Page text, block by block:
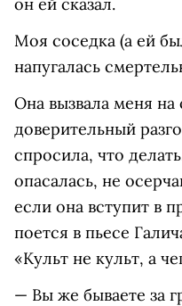
Моя соседка (а ей
напугалась
Она вызвала меня на
доверительный
спросила, что
опасалась, не
если она вступит в
поется в пьесе
«Культ не культ, а
— Вы же бываете за